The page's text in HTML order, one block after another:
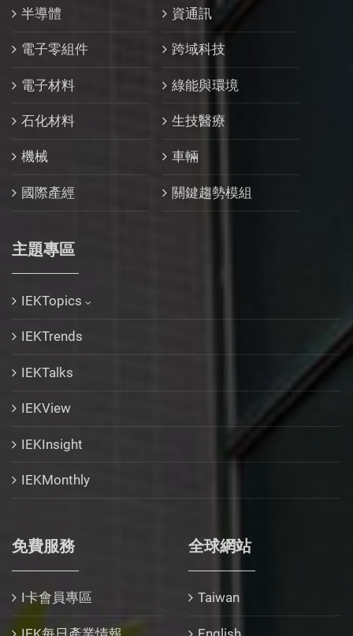
半導體 資通訊
電子零組件 跨域科技
電子材料 綠能與環境
石化材料 生技醫療
機械 車輛
國際產經 關鍵趨勢模組
主題專區
IEKTopics
IEKTrends
IEKTalks
IEKView
IEKInsight
IEKMonthly
免費服務
I卡會員專區
全球網站
Taiwan